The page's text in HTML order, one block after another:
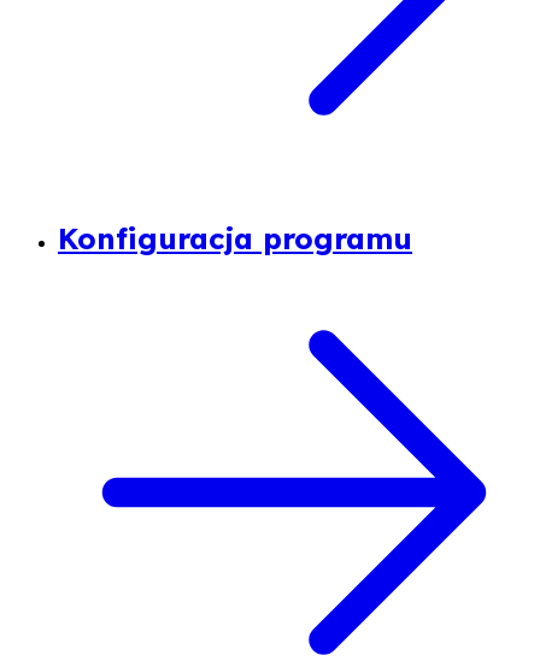
Konfiguracja programu